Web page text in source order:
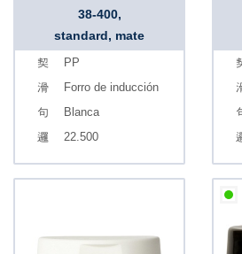
38-400,
standard, mate
PP
Forro de inducción
Blanca
22.500